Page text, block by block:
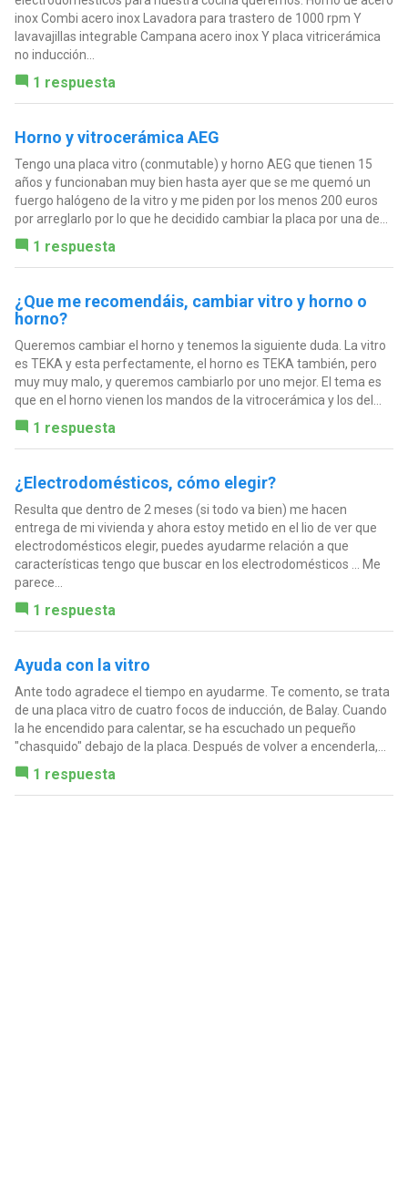
inox Combi acero inox Lavadora para trastero de 1000 rpm Y
lavavajillas integrable Campana acero inox Y placa vitricerámica
no inducción...
1 respuesta
Horno y vitrocerámica AEG
Tengo una placa vitro (conmutable) y horno AEG que tienen 15
años y funcionaban muy bien hasta ayer que se me quemó un
fuergo halógeno de la vitro y me piden por los menos 200 euros
por arreglarlo por lo que he decidido cambiar la placa por una de...
1 respuesta
¿Que me recomendáis, cambiar vitro y horno o
horno?
Queremos cambiar el horno y tenemos la siguiente duda. La vitro
es TEKA y esta perfectamente, el horno es TEKA también, pero
muy muy malo, y queremos cambiarlo por uno mejor. El tema es
que en el horno vienen los mandos de la vitrocerámica y los del...
1 respuesta
¿Electrodomésticos, cómo elegir?
Resulta que dentro de 2 meses (si todo va bien) me hacen
entrega de mi vivienda y ahora estoy metido en el lio de ver que
electrodomésticos elegir, puedes ayudarme relación a que
características tengo que buscar en los electrodomésticos ... Me
parece...
1 respuesta
Ayuda con la vitro
Ante todo agradece el tiempo en ayudarme. Te comento, se trata
de una placa vitro de cuatro focos de inducción, de Balay. Cuando
la he encendido para calentar, se ha escuchado un pequeño
"chasquido" debajo de la placa. Después de volver a encenderla,...
1 respuesta